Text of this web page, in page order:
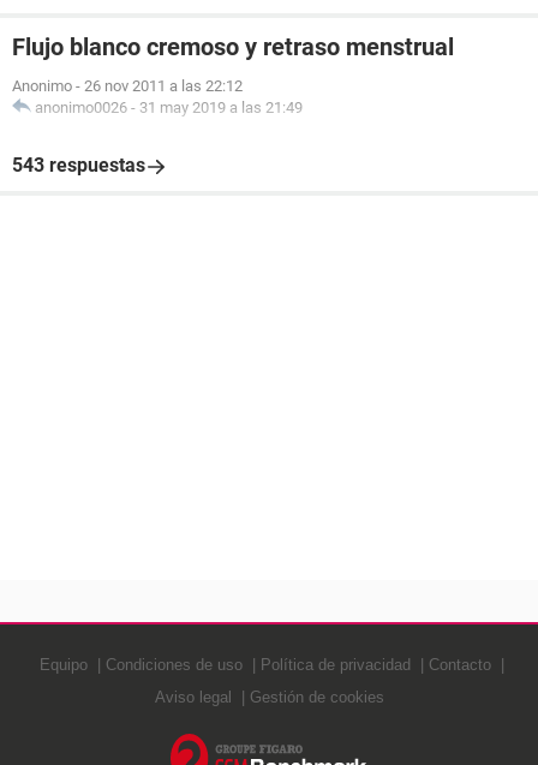
Flujo blanco cremoso y retraso menstrual
Anonimo - 26 nov 2011 a las 22:12
anonimo0026 - 31 may 2019 a las 21:49
543 respuestas
Equipo Condiciones de uso Política de privacidad
Contacto
Aviso legal
Gestión de cookies